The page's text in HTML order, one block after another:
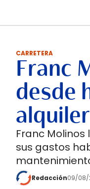
CARRETERA
Franc
desde
Franc
sus gastos
Redacción09/08/